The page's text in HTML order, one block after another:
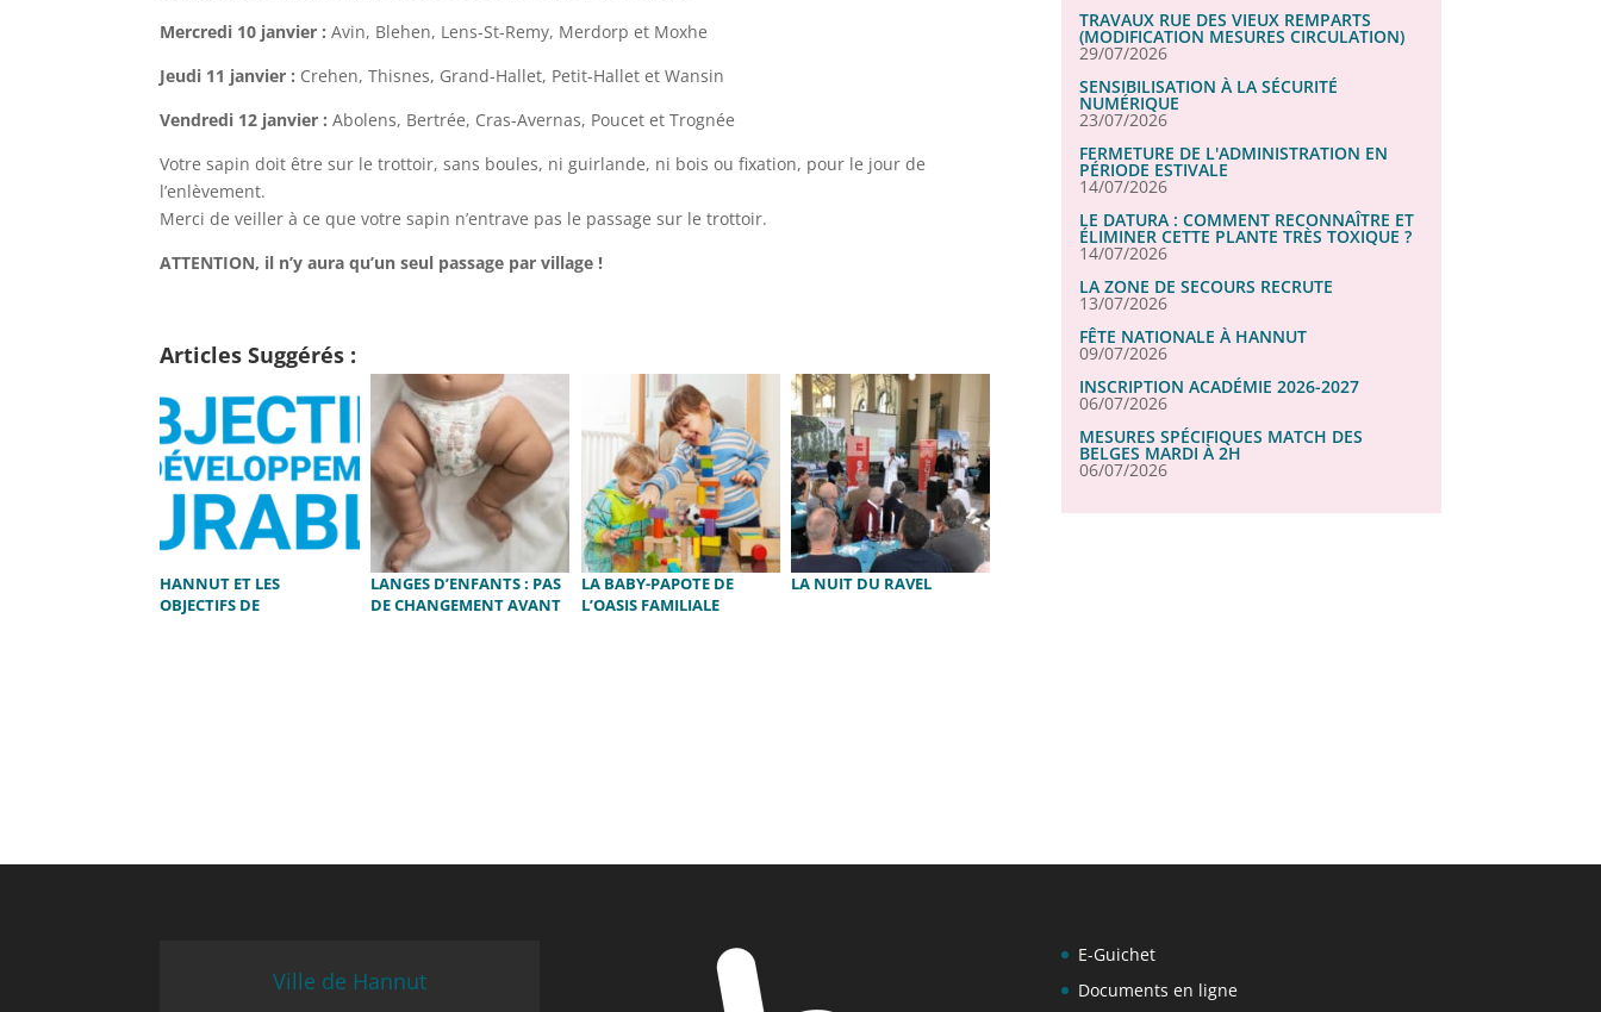
Mercredi 10 janvier : Avin, Blehen, Lens-St-Remy, Merdorp et Moxhe
Jeudi 11 janvier : Crehen, Thisnes, Grand-Hallet, Petit-Hallet et Wansin
Vendredi 12 janvier : Abolens, Bertrée, Cras-Avernas, Poucet et Trognée
Votre sapin doit être sur le trottoir, sans boules, ni guirlande, ni bois ou fixation, pour le jour de
l’enlèvement.
Merci de veiller à ce que votre sapin n’entrave pas le passage sur le trottoir.
ATTENTION, il n’y aura qu’un seul passage par village !
Articles Suggérés :
HANNUT ET LES
OBJECTIFS DE
LANGES D’ENFANTS : PAS
DE CHANGEMENT AVANT
LA BABY-PAPOTE DE
L’OASIS FAMILIALE
LA NUIT DU RAVEL
TRAVAUX RUE DES VIEUX REMPARTS
(MODIFICATION MESURES CIRCULATION)
29/07/2026
SENSIBILISATION À LA SÉCURITÉ
NUMÉRIQUE
23/07/2026
FERMETURE DE L'ADMINISTRATION EN
PÉRIODE ESTIVALE
14/07/2026
LE DATURA : COMMENT RECONNAÎTRE ET
ÉLIMINER CETTE PLANTE TRÈS TOXIQUE ?
14/07/2026
LA ZONE DE SECOURS RECRUTE
13/07/2026
FÊTE NATIONALE À HANNUT
09/07/2026
INSCRIPTION ACADÉMIE 2026-2027
06/07/2026
MESURES SPÉCIFIQUES MATCH DES
BELGES MARDI À 2H
06/07/2026
Ville de Hannut
E-Guichet
Documents en ligne